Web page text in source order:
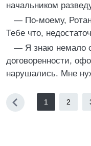
начальником
— По-моему,
Тебе что,
— Я знаю немало
договоренности,
нарушались. Мне
1 2